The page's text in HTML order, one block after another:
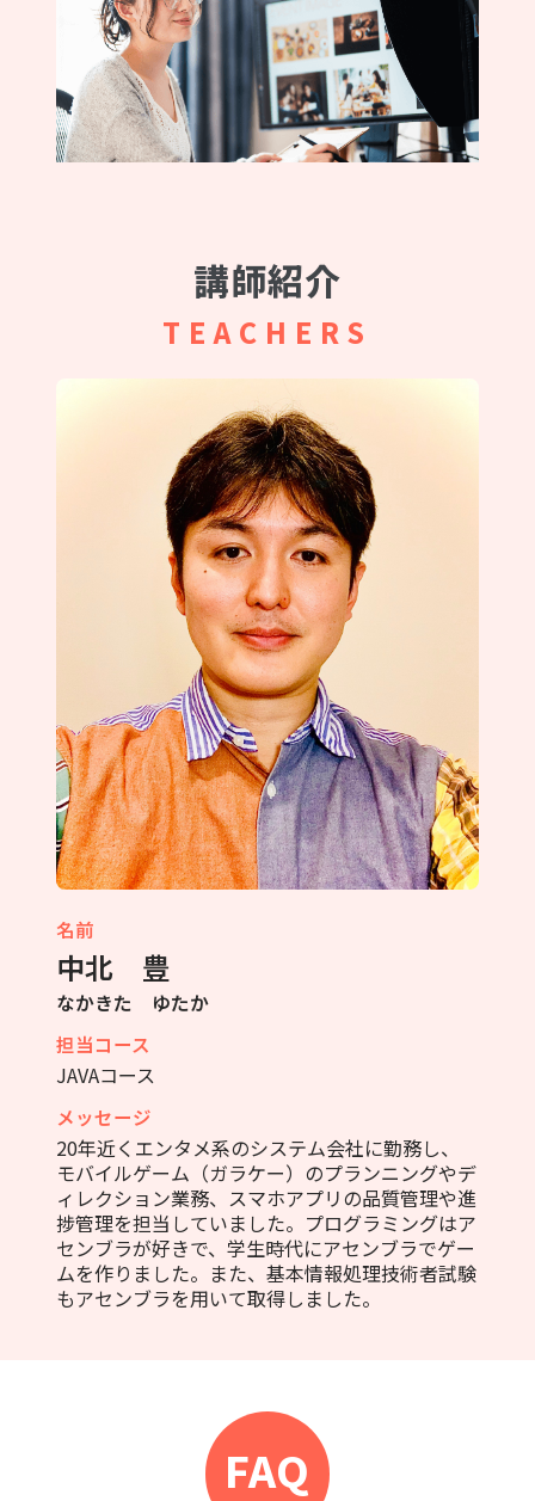
講師紹介
TEACHERS
名前
中北 豊
なかきた ゆたか
担当コース
JAVAコース
メッセージ
20年近くエンタメ系のシステム会社に勤務し、
モバイルゲーム（ガラケー）のプランニングやデ
ィレクション業務、スマホアプリの品質管理や進
捗管理を担当していました。プログラミングはア
センブラが好きで、学生時代にアセンブラでゲー
ムを作りました。また、基本情報処理技術者試験
もアセンブラを用いて取得しました。
FAQ